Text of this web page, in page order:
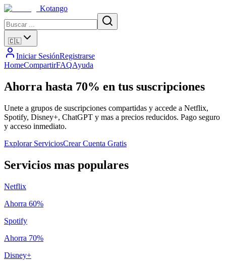
Kotango
🇨🇱
Iniciar SesiónRegistrarse
HomeCompartirFAQAyuda
Ahorra hasta 70% en tus suscripciones
Unete a grupos de suscripciones compartidas y accede a Netflix,
Spotify, Disney+, ChatGPT y mas a precios reducidos. Pago seguro
y acceso inmediato.
Explorar ServiciosCrear Cuenta Gratis
Servicios mas populares
Netflix
Ahorra 60%
Spotify
Ahorra 70%
Disney+